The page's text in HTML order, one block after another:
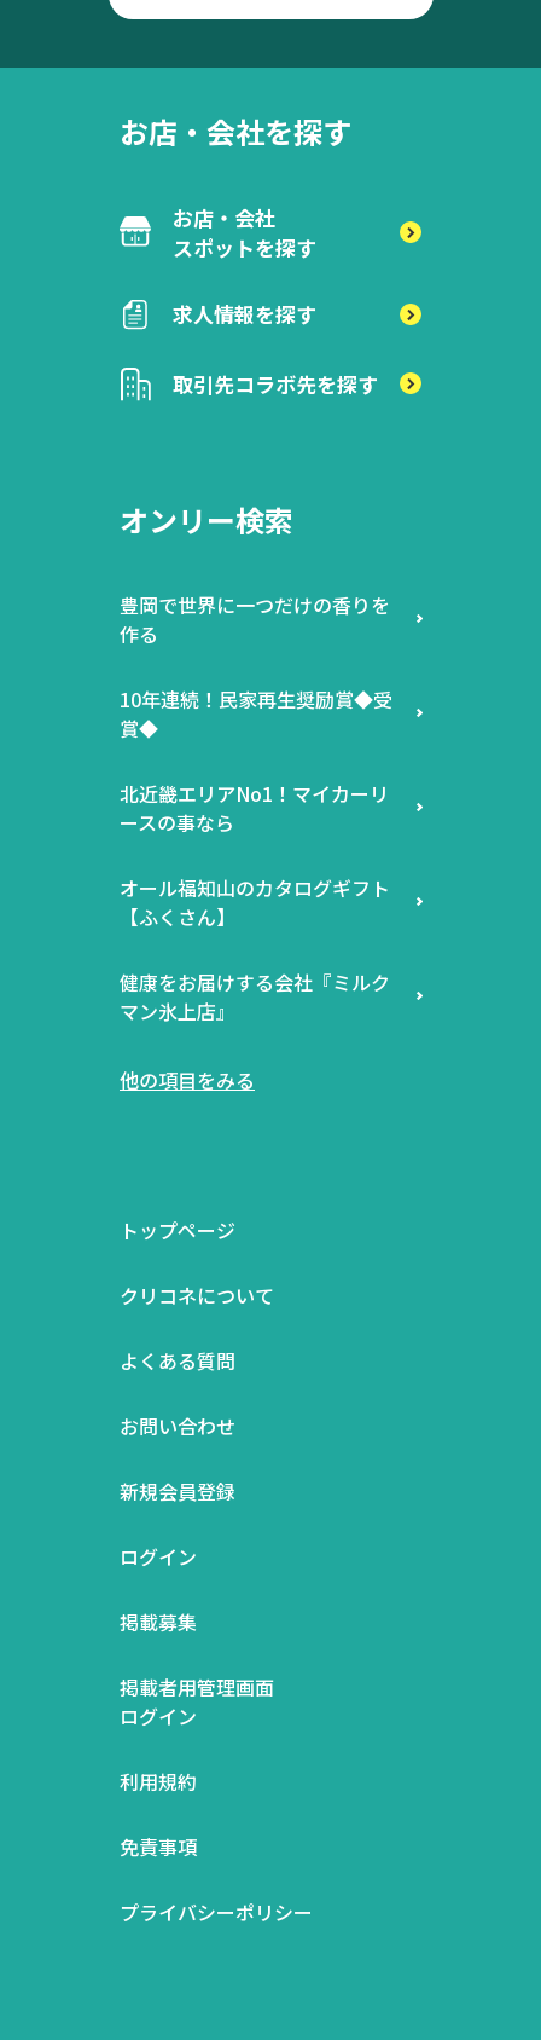
お店・会社を探す
お店・会社
スポットを探す
求人情報を探す
取引先コラボ先を探す
オンリー検索
豊岡で世界に一つだけの香りを
作る
10年連続！民家再生奨励賞◆受
賞◆
北近畿エリアNo1！マイカーリ
ースの事なら
オール福知山のカタログギフト
【ふくさん】
健康をお届けする会社『ミルク
マン氷上店』
他の項目をみる
トップページ
クリコネについて
よくある質問
お問い合わせ
新規会員登録
ログイン
掲載募集
掲載者用管理画面
ログイン
利用規約
免責事項
プライバシーポリシー